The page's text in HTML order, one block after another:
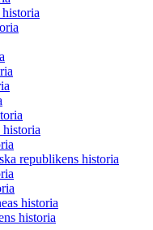
republikens historia
historia
historia